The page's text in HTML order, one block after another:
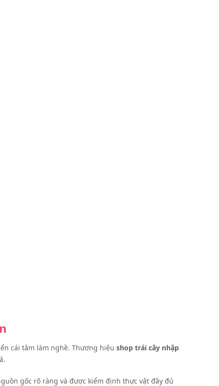
cái tâm làm nghề. Thương hiệu shop trái cây nhập
gốc rõ ràng và được kiểm định thực vật đầy đủ